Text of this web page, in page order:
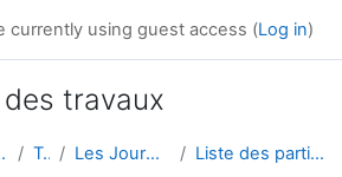
currently using guest access (Log in)
travaux
RMT Travaux Les Journées 2018 du RMT F&E Liste des participants des 6 et 7 nov. 2018